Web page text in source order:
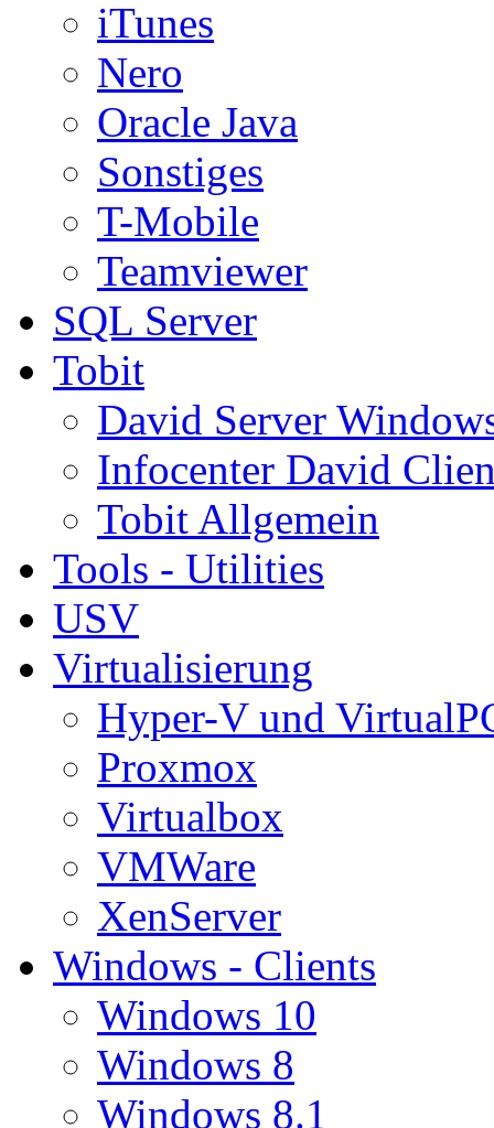
iTunes
Nero
Oracle Java
Sonstiges
T-Mobile
Teamviewer
SQL Server
Tobit
David Server
Infocenter David
Tobit Allgemein
Tools - Utilities
USV
Virtualisierung
Hyper-V und
Proxmox
Virtualbox
VMWare
XenServer
Windows - Clients
Windows 10
Windows 8
Windows 8.1